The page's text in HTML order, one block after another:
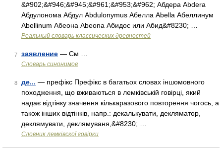
&#902;&#946;&#945;&#961;&#953;&#962; Абдера Abdera
Абдулонома Абдул Abdulonymus Абелла Abella Абеллинум
Abellinum Абеона Abeona Абидос или Абид&#8230; …
Реальный словарь классических древностей
7 заявление — См …
Словарь синонимов
8 де... — префікс Префікс в багатьох словах іншомовного
походження, що вживаються в лемківській говірці, який
надає відтінку значення кількаразового повторення чогось, а
також інших відтінків, напр.: декалькувати, декляматор,
деклямувати, деклямуваня,&#8230; …
Словник лемківскої говірки